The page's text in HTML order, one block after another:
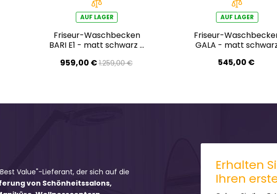
AUF LAGER
Friseur-Waschbecken
BARI E1 - matt schwarz -
959,00 €1.259,00 €
AUF LAGER
Friseur-
GALA - matt
545,00 €
Value"-Lieferant, der sich auf die
von Schönheitssalons,
Erhalten
Ihren